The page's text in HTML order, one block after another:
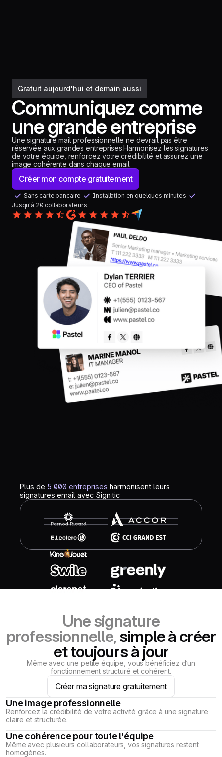
Gratuit aujourd'hui et demain aussi
Communiquez comme
une grande entreprise
Une signature mail professionnelle ne devrait pas être
réservée aux grandes entreprises.Harmonisez les signatures
de votre équipe, renforcez votre crédibilité et assurez une
image cohérente dans chaque email.
Créer mon compte gratuitement
Sans carte bancaire
Installation en quelques minutes
Jusqu'à 20 collaborateurs
Plus de 5 000 entreprises harmonisent leurs
signatures email avec Signitic
Une signature
professionnelle,simple à créer
et toujours à jour
Même avec une petite équipe, vous bénéficiez d’un
fonctionnement structuré et cohérent.
Créer ma signature gratuitement
Une image professionnelle
Renforcez la crédibilité de votre activité grâce à une signature
claire et structurée.
Une cohérence pour toute l’équipe
Même avec plusieurs collaborateurs, vos signatures restent
homogènes.